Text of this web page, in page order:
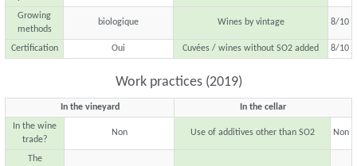
Growing
methods
biologique Wines by vintage 8/10
Certification Oui Cuvées / wines without SO2 added 8/10
Work practices (2019)
In the vineyard
In the cellar
In the wine
trade?
Non Use of additives other than SO2 Non
The